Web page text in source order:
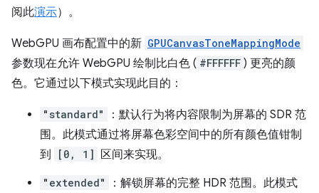
阅此演示）。
WebGPU 画布配置中的新 GPUCanvasToneMappingMode
参数现在允许 WebGPU 绘制比白色 ( #FFFFFF ) 更亮的颜
色。它通过以下模式实现此目的：
"standard"
：默认行为将内容限制为屏幕的 SDR 范
围。此模式通过将屏幕色彩空间中的所有颜色值钳制
到
[0, 1] 区间来实现。
"extended"
：解锁屏幕的完整 HDR 范围。此模式